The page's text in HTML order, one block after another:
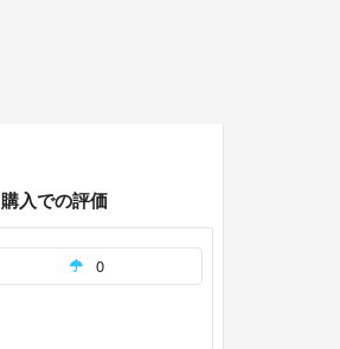
購入での評価
0